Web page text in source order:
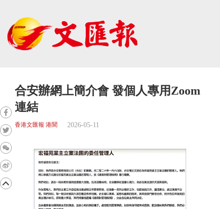
合安辦網上簡介會 發個人專用Zoom
連結
香港文匯報 港聞 2026-05-11